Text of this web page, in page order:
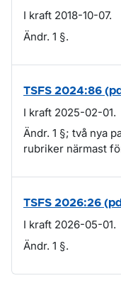
I kraft 2018-10-07.
Ändr. 1 §.
TSFS 2024:86
I kraft 2025-02-01.
Ändr. 1 §; två nya
rubriker närmast
TSFS 2026:26
I kraft 2026-05-01.
Ändr. 1 §.